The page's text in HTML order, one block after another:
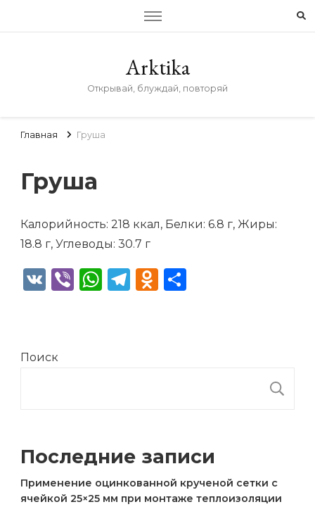
Arktika
Открывай, блуждай, повторяй
Главная Груша
Груша
Калорийность: 218 ккал, Белки: 6.8 г, Жиры:
18.8 г, Углеводы: 30.7 г
VK ViberWhatsApp
Telegram
Odnoklassniki
Поиск
Последние записи
Применение оцинкованной крученой сетки с
ячейкой 25×25 мм при монтаже теплоизоляции